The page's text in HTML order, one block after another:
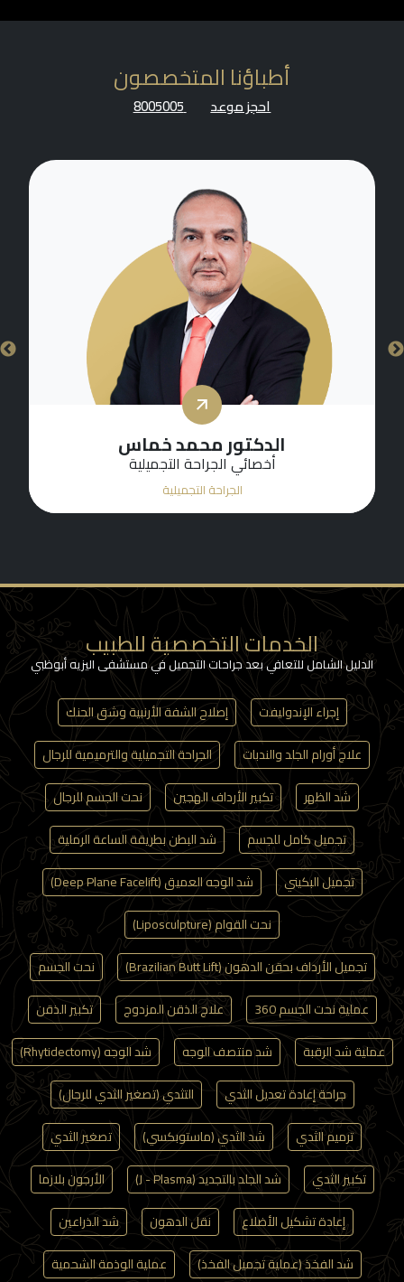
أطباؤنا المتخصصون
احجز موعد 8005005
الدكتور عماد دنان
أخصائي الجراحة التجميلية
الجراحة التجميلية
الخدمات التخصصية للطبيب
الدليل الشامل للتعافي بعد جراحات التجميل في مستشفى اليزيه أبوظبي
إجراء الإندوليفت
إصلاح الشفة الأرنبية وشق الحنك
علاج أورام الجلد والندبات
الجراحة التجميلية والترميمية للرجال
شد الظهر
تكبير الأرداف الهجين
نحت الجسم للرجال
تجميل كامل للجسم
شد البطن بطريقة الساعة الرملية
تجميل البكيني
شد الوجه العميق (Deep Plane Facelift)
نحت القوام (Liposculpture)
تجميل الأرداف بحقن الدهون (Brazilian Butt Lift)
نحت الجسم
عملية نحت الجسم 360
علاج الذقن المزدوج
تكبير الذقن
عملية شد الرقبة
شد منتصف الوجه
شد الوجه (Rhytidectomy)
جراحة إعادة تعديل الثدي
التثدي (تصغير الثدي للرجال)
ترميم الثدي
شد الثدي (ماستوبكسي)
تصغير الثدي
تكبير الثدي
شد الجلد بالتجديد (J - Plasma)
الأرجون بلازما
إعادة تشكيل الأضلاع
نقل الدهون
شد الذراعين
شد الفخذ (عملية تجميل الفخذ)
عملية الوذمة الشحمية